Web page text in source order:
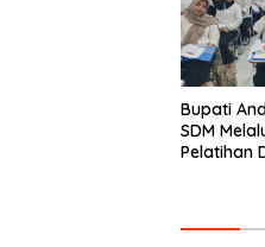
Bupati
SDM
Pelatihan